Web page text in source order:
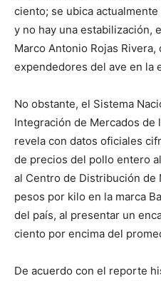
ciento; se ubica
y no hay una estabilización,
Marco Antonio Rojas
expendedores del ave en la
No obstante, el Sistema
Integración de Mercados de
revela con datos oficiales
de precios del pollo entero
al Centro de Distribución de
pesos por kilo en la marca
del país, al presentar un
ciento por encima del
De acuerdo con el reporte